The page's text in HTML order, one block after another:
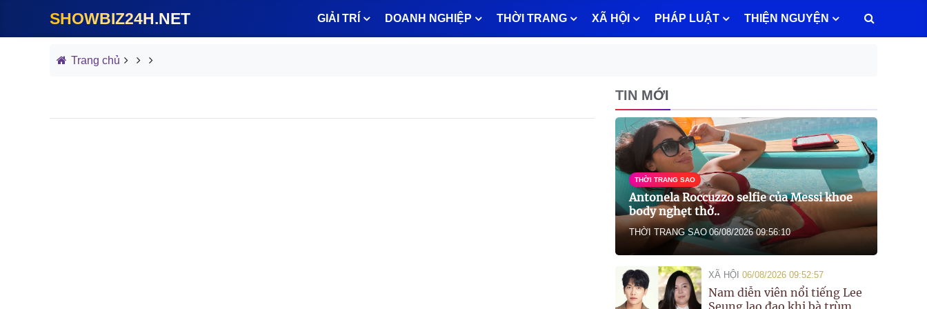
SHOWBIZ24H.NET GIẢI TRÍ DOANH NGHIỆP THỜI TRANG XÃ HỘI PHÁP LUẬT THIỆN NGUYỆN
Trang chủ
TIN MỚI
THỜI TRANG SAO
Antonela Roccuzzo selfie của Messi khoe
body nghẹt thở..
THỜI TRANG SAO 06/08/2026 09:56:10
XÃ HỘI 06/08/2026 09:52:57
Nam diễn viên nổi tiếng Lee
Seung lao đao khi bà trùm